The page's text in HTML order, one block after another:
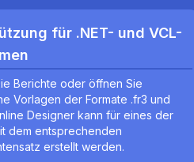
für .NET- und VCL-
Berichte oder öffnen Sie
Vorlagen der Formate .fr3 und
Designer kann für eines der
dem entsprechenden
erstellt werden.